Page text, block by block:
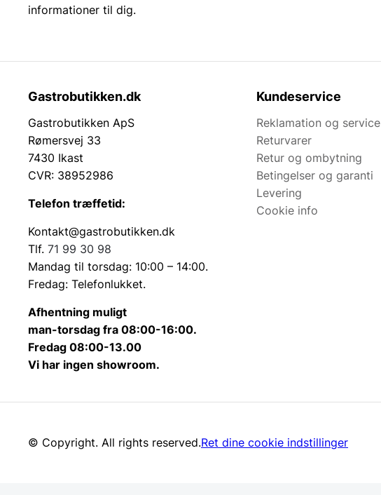
informationer til dig.
Gastrobutikken.dk
Gastrobutikken ApS
Rømersvej 33
7430 Ikast
CVR: 38952986
Telefon træffetid:
Kontakt@gastrobutikken.dk
Tlf. 71 99 30 98
Mandag til torsdag: 10:00 – 14:00.
Fredag: Telefonlukket.
Afhentning muligt
man-torsdag fra 08:00-16:00.
Fredag 08:00-13.00
Vi har ingen showroom.
Kundeservice
Reklamation og service
Returvarer
Retur og ombytning
Betingelser og garanti
Levering
Cookie info
© Copyright. All rights reserved.Ret dine cookie indstillinger